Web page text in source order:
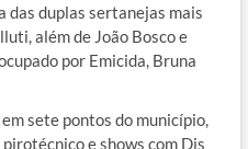
das duplas sertanejas mais
além de João Bosco e
por Emicida, Bruna
sete pontos do município,
e shows com Djs